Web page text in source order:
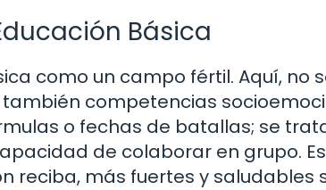
Básica
como un campo fértil. Aquí, no
competencias
o fechas de batallas; se
de colaborar en grupo.
reciba, más fuertes y saludables